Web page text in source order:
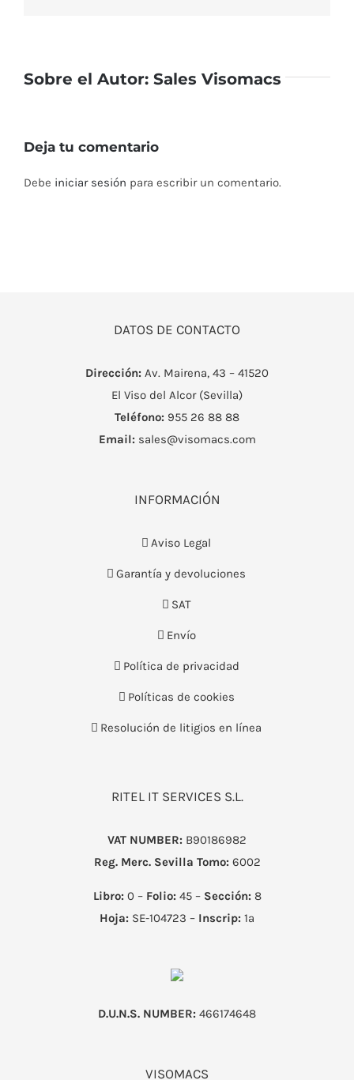
Sobre el Autor: Sales Visomacs
Deja tu comentario
Debe iniciar sesión para escribir un comentario.
DATOS DE CONTACTO
Dirección: Av. Mairena, 43 – 41520
El Viso del Alcor (Sevilla)
Teléfono: 955 26 88 88
Email:sales@visomacs.com
INFORMACIÓN
Aviso Legal
Garantía y devoluciones
SAT
Envío
Política de privacidad
Políticas de cookies
Resolución de litigios en línea
RITEL IT SERVICES S.L.
VAT NUMBER: B90186982
Reg. Merc. Sevilla Tomo:6002
Libro:0 – Folio:45 – Sección:8
Hoja: SE-104723 – Inscrip: 1ª
D.U.N.S. NUMBER: 466174648
VISOMACS